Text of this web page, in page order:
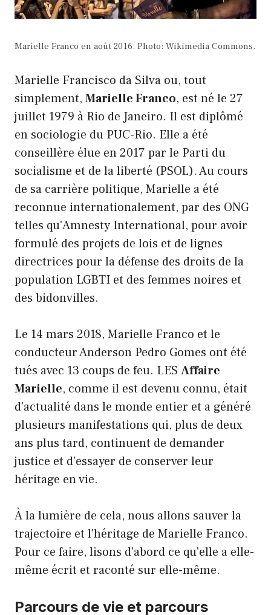
Marielle Franco en août 2016. Photo: Wikimedia Commons.
Marielle Francisco da Silva ou, tout
simplement, Marielle Franco, est né le 27
juillet 1979 à Rio de Janeiro. Il est diplômé
en sociologie du PUC-Rio. Elle a été
conseillère élue en 2017 par le Parti du
socialisme et de la liberté (PSOL). Au cours
de sa carrière politique, Marielle a été
reconnue internationalement, par des ONG
telles qu'Amnesty International, pour avoir
formulé des projets de lois et de lignes
directrices pour la défense des droits de la
population LGBTI et des femmes noires et
des bidonvilles.
Le 14 mars 2018, Marielle Franco et le
conducteur Anderson Pedro Gomes ont été
tués avec 13 coups de feu. LES Affaire
Marielle, comme il est devenu connu, était
d'actualité dans le monde entier et a généré
plusieurs manifestations qui, plus de deux
ans plus tard, continuent de demander
justice et d'essayer de conserver leur
héritage en vie.
À la lumière de cela, nous allons sauver la
trajectoire et l'héritage de Marielle Franco.
Pour ce faire, lisons d'abord ce qu'elle a elle-
même écrit et raconté sur elle-même.
Parcours de vie et parcours